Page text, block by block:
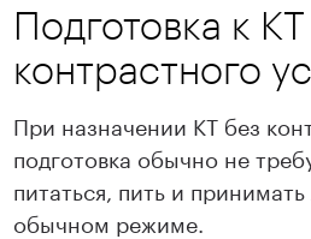
Подготовка к
контрастного
При назначении КТ без
подготовка обычно не
питаться, пить и принимать
обычном режиме.